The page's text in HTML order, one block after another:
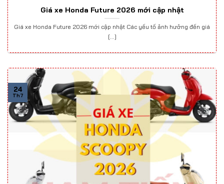
Giá xe Honda Future 2026 mới cập nhật
Giá xe Honda Future 2026 mới cập nhật Các yếu tố ảnh hưởng đến giá
[...]
24
Th7